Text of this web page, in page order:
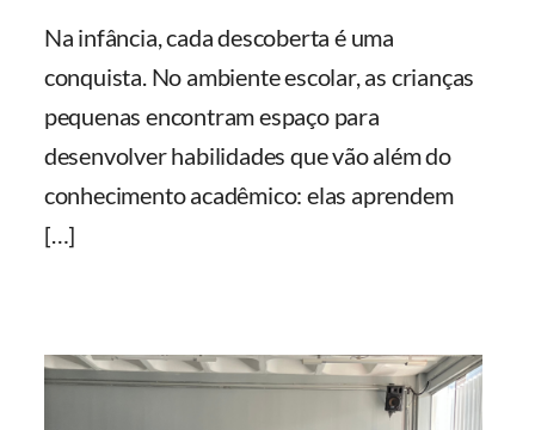
Na infância, cada descoberta é uma
conquista. No ambiente escolar, as crianças
pequenas encontram espaço para
desenvolver habilidades que vão além do
conhecimento acadêmico: elas aprendem
[…]